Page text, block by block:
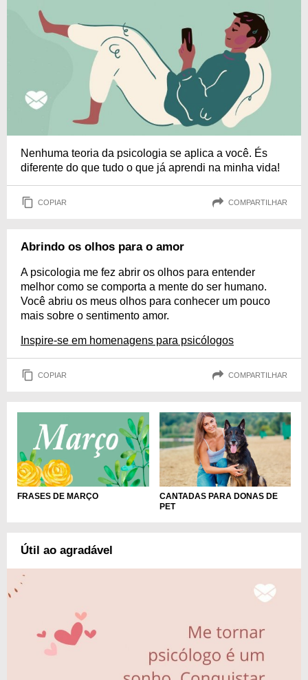
Nenhuma teoria da psicologia se aplica a você. És
diferente do que tudo o que já aprendi na minha vida!
COPIAR COMPARTILHAR
Abrindo os olhos para o amor
A psicologia me fez abrir os olhos para entender
melhor como se comporta a mente do ser humano.
Você abriu os meus olhos para conhecer um pouco
mais sobre o sentimento amor.
Inspire-se em homenagens para psicólogos
COPIAR COMPARTILHAR
FRASES DE MARÇO
CANTADAS PARA DONAS DE
PET
Útil ao agradável